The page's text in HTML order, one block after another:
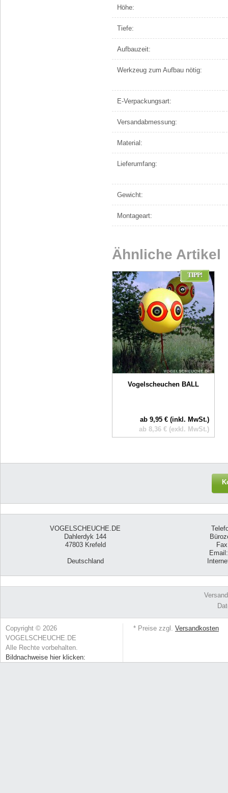
Höhe:
Tiefe:
Aufbauzeit:
Werkzeug zum Aufbau nötig:
E-Verpackungsart:
Versandabmessung:
Material:
Lieferumfang:
Gewicht:
Montageart:
Ähnliche Artikel
TIPP!
Vogelscheuchen BALL
ab 9,95 € (inkl. MwSt.)
ab 8,36 € (exkl. MwSt.)
VOGELSCHEUCHE.DE
Dahlerdyk 144
47803 Krefeld
Deutschland
Copyright © 2026
VOGELSCHEUCHE.DE
Alle Rechte vorbehalten.
Bildnachweise hier klicken:
* Preise zzgl. Versandkosten